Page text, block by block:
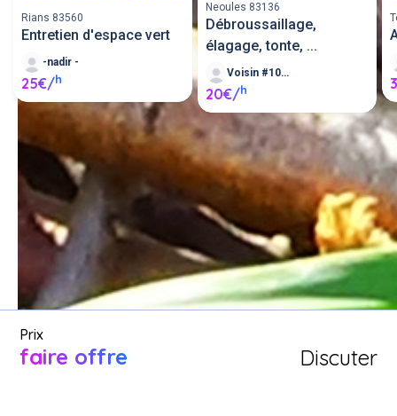
Discuter
Prix
faire offre
Rians 83560
Entretien d'espace vert
-nadir -
25€/h
Neoules 83136
Débroussaillage,
élagage, tonte, ...
Voisin #106429
20€/h
Demande un service d'entretien
d'espace vert entre voisins ou
proposer mes services
d'entretien d'espace vert.
Poster une annonce